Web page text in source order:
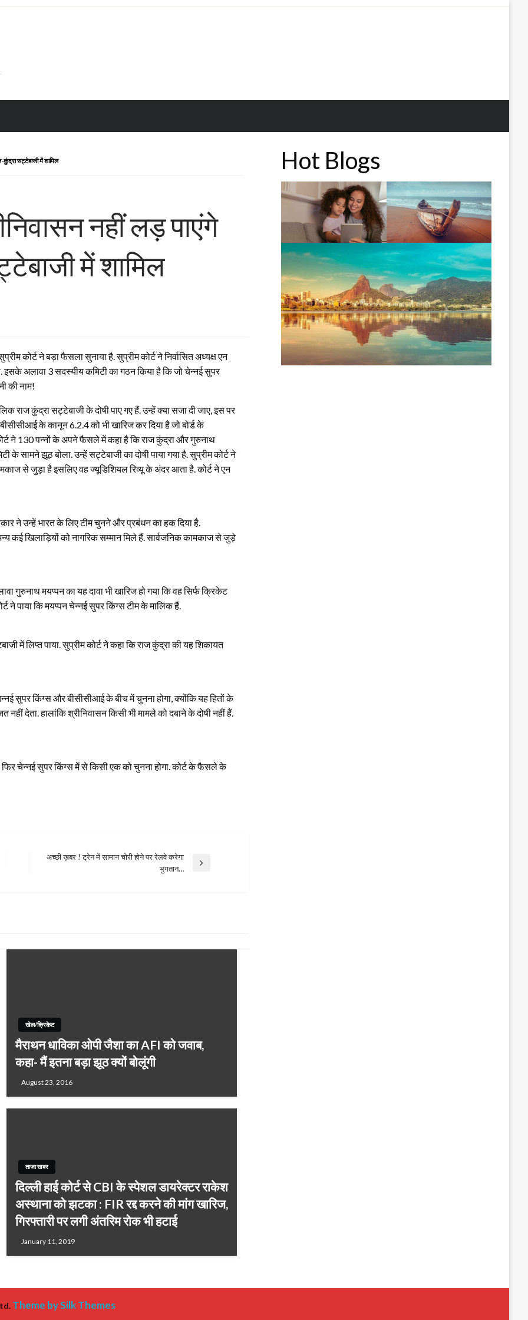
कुंद्रा सट्टेबाजी में शामिल
नहीं लड़ पाएंगे
में शामिल
कोर्ट ने बड़ा फैसला सुनाया है. सुप्रीम कोर्ट ने निर्वासित अध्यक्ष एन
इसके अलावा 3 सदस्यीय कमिटी का गठन किया है कि जो चेन्नई सुपर
की नाम!
राज कुंद्रा सट्टेबाजी के दोषी पाए गए हैं. उन्हें क्या सजा दी जाए, इस पर
के कानून 6.2.4 को भी खारिज कर दिया है जो बोर्ड के
ने 130 पन्नों के अपने फैसले में कहा है कि राज कुंद्रा और गुरुनाथ
के सामने झूठ बोला. उन्हें सट्टेबाजी का दोषी पाया गया है. सुप्रीम कोर्ट ने
से जुड़ा है इसलिए वह ज्यूडिशियल रिव्यू के अंदर आता है. कोर्ट ने एन
ने उन्हें भारत के लिए टीम चुनने और प्रबंधन का हक दिया है.
कई खिलाड़ियों को नागरिक सम्मान मिले हैं. सार्वजनिक कामकाज से जुड़े
गुरुनाथ मयप्पन का यह दावा भी खारिज हो गया कि वह सिर्फ क्रिकेट
पाया कि मयप्पन चेन्नई सुपर किंग्स टीम के मालिक हैं.
में लिप्त पाया. सुप्रीम कोर्ट ने कहा कि राज कुंद्रा की यह शिकायत
सुपर किंग्स और बीसीसीआई के बीच में चुनना होगा, क्योंकि यह हितों के
देता. हालांकि श्रीनिवासन किसी भी मामले को दबाने के दोषी नहीं हैं.
चेन्नई सुपर किंग्स में से किसी एक को चुनना होगा. कोर्ट के फैसले के
अच्छी ख़बर ! ट्रेन में सामान चोरी होने पर रेलवे करेगा
भुगतान…
खेल/क्रिकेट
मैराथन धाविका ओपी जैशा का AFI को जवाब,
कहा- मैं इतना बड़ा झूठ क्यों बोलूंगी
August 23, 2016
ताजा खबर
दिल्ली हाई कोर्ट से CBI के स्पेशल डायरेक्टर राकेश
अस्थाना को झटका : FIR रद्द करने की मांग खारिज,
गिरफ्तारी पर लगी अंतरिम रोक भी हटाई
January 11, 2019
Hot Blogs
Theme by Silk Themes